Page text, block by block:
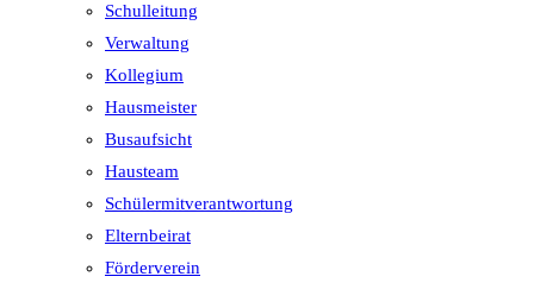
Schulleitung
Verwaltung
Kollegium
Hausmeister
Busaufsicht
Hausteam
Schülermitverantwortung
Elternbeirat
Förderverein